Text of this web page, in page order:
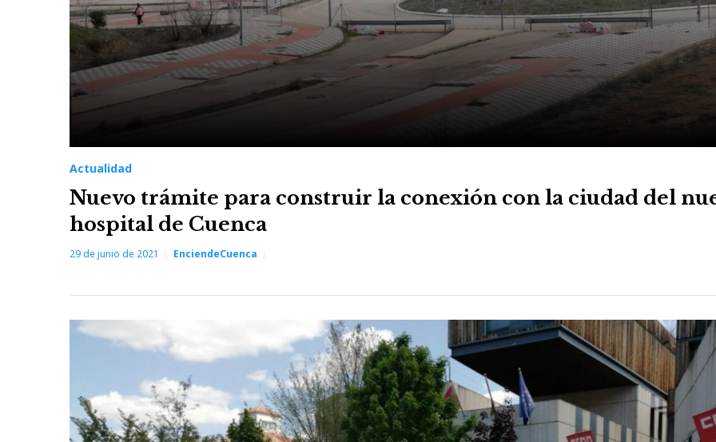
Actualidad
Nuevo trámite para construir la conexión con la ciudad del
hospital de Cuenca
29 de junio de 2021 EnciendeCuenca